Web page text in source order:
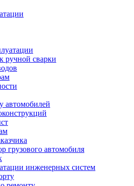
ручной сварки
автомобилей
грузового автомобиля
инженерных систем